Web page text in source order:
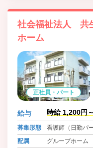
社会福祉法人 共
ホーム
正社員・パート
給与 時給 1,200円
募集形態
看護師（日勤パー
配属
グループホーム